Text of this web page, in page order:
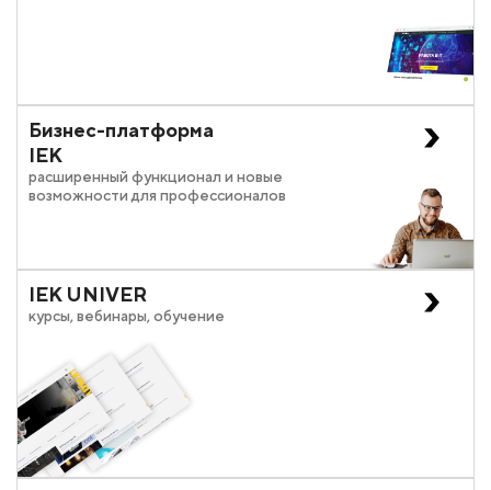
Бизнес-платформа
IEK
расширенный функционал и новые
возможности для профессионалов
IEK UNIVER
курсы, вебинары, обучение